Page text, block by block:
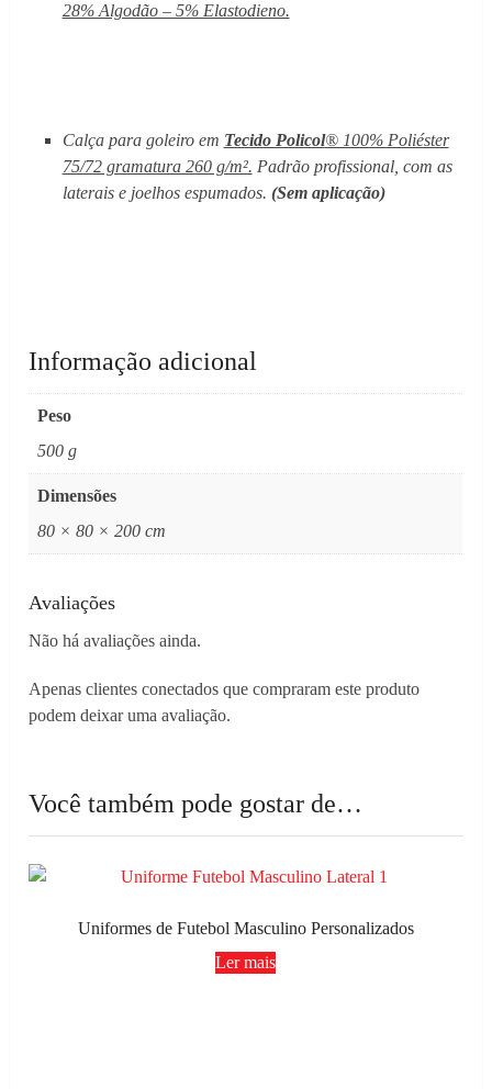
28% Algodão – 5% Elastodieno.
Calça para goleiro em Tecido Policol® 100% Poliéster
75/72 gramatura 260 g/m². Padrão profissional, com as
laterais e joelhos espumados. (Sem aplicação)
Informação adicional
Peso
500 g
Dimensões
80 × 80 × 200 cm
Avaliações
Não há avaliações ainda.
Apenas clientes conectados que compraram este produto
podem deixar uma avaliação.
Você também pode gostar de…
Uniformes de Futebol Masculino Personalizados
Ler mais